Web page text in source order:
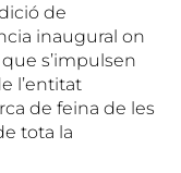
de
inaugural on
s’impulsen
l’entitat
de feina de les
tota la